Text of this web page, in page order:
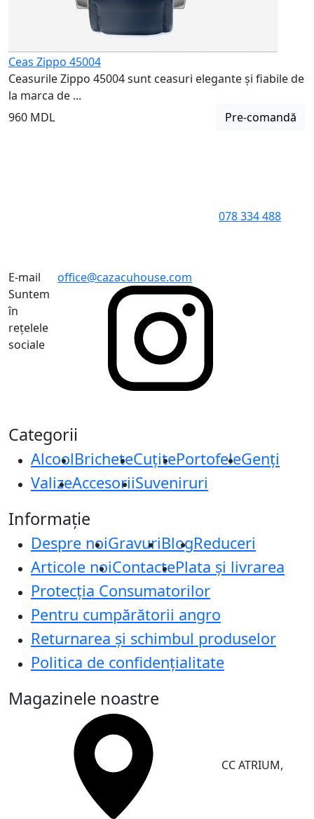
Ceas Zippo 45004
Ceasurile Zippo 45004 sunt ceasuri elegante și fiabile de
la marca de ...
960 MDL
Pre-comandă
078 334 488
E-mail
office@cazacuhouse.com
Suntem
în
rețelele
sociale
Categorii
AlcoolBricheteCuțitePortofeleGenți
ValizeAccesoriiSuveniruri
Informație
Despre noiGravuriBlogReduceri
Articole noiContactePlata și livrarea
Protecţia Consumatorilor
Pentru cumpărătorii angro
Returnarea și schimbul produselor
Politica de confidențialitate
Magazinele noastre
CC ATRIUM,